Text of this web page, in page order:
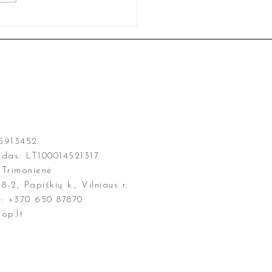
LT100014521317
2, Papiškių k., Vilniaus r.
+370 650 87870